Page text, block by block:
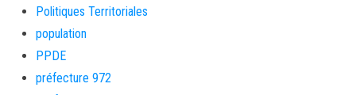
Politiques Territoriales
population
PPDE
préfecture 972